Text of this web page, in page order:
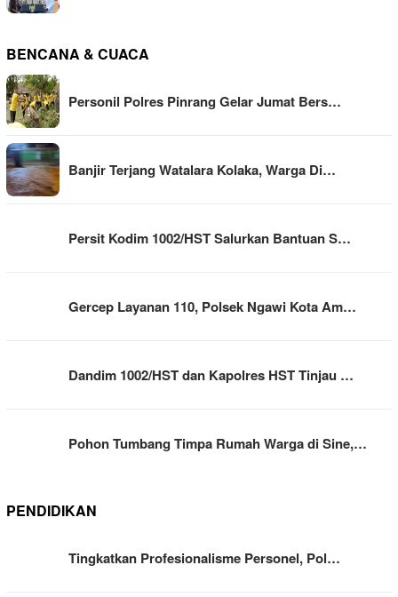
BENCANA & CUACA
Personil Polres Pinrang Gelar Jumat Bers…
Banjir Terjang Watalara Kolaka, Warga Di…
Persit Kodim 1002/HST Salurkan Bantuan S…
Gercep Layanan 110, Polsek Ngawi Kota Am…
Dandim 1002/HST dan Kapolres HST Tinjau …
Pohon Tumbang Timpa Rumah Warga di Sine,…
PENDIDIKAN
Tingkatkan Profesionalisme Personel, Pol…